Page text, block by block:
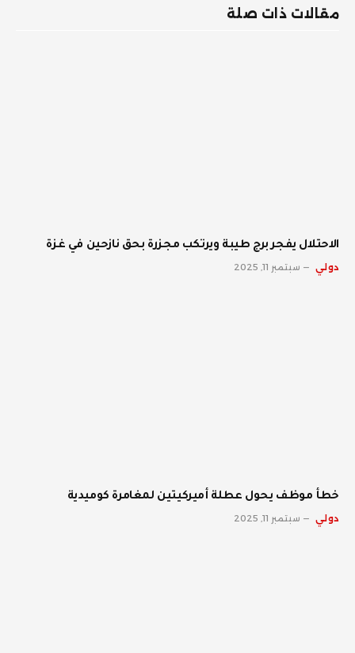
مقالات ذات صلة
الاحتلال يفجر برج طيبة ويرتكب مجزرة بحق نازحين في غزة
دولي سبتمبر 11, 2025
خطأ موظف يحول عطلة أميركيتين لمغامرة كوميدية
دولي سبتمبر 11, 2025